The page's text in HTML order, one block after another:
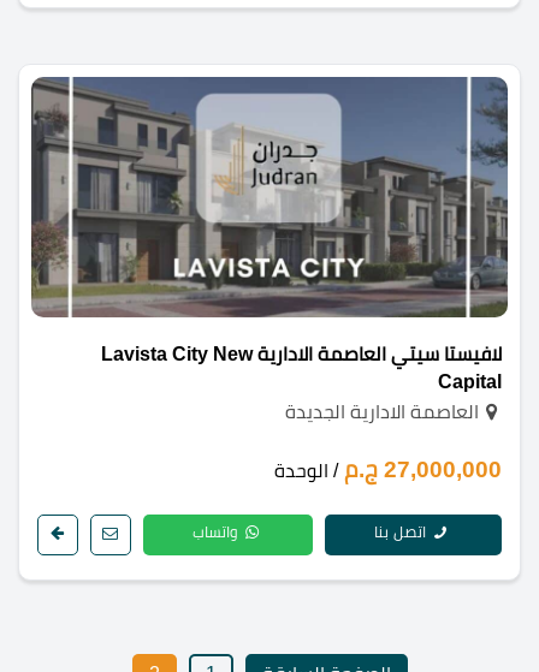
لافيستا سيتي العاصمة الادارية Lavista City New
Capital
العاصمة الادارية الجديدة
27,000,000 ج.م / الوحدة
اتصل بنا واتساب